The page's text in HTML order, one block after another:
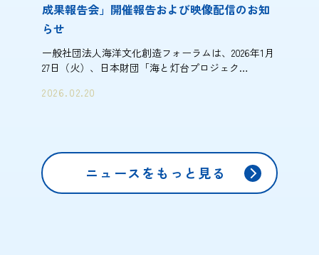
成果報告会」開催報告および映像配信のお知
らせ
一般社団法人海洋文化創造フォーラムは、2026年1月
27日（火）、日本財団「海と灯台プロジェク…
2026.02.20
ニュースをもっと見る